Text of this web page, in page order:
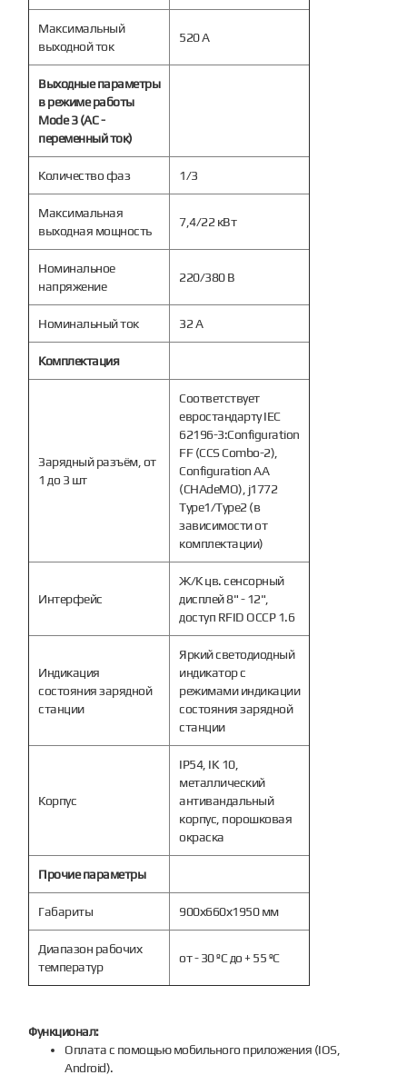
Максимальный
выходной ток
520 А
Выходные параметры
в режиме работы
Mode 3 (AC -
переменный ток)
Количество фаз 1/3
Максимальная
выходная мощность
7,4/22 кВт
Номинальное
напряжение
220/380 В
Номинальный ток 32 А
Комплектация
Зарядный разъём, от
1 до 3 шт
Соответствует
евростандарту IEC
62196-3:Configuration
FF (CCS Combo-2),
Configuration AA
(CHAdeMO), j1772
Type1/Type2 (в
зависимости от
комплектации)
Интерфейс
Ж/К цв. сенсорный
дисплей 8" - 12",
доступ RFID OCCP 1.6
Индикация
состояния зарядной
станции
Яркий светодиодный
индикатор с
режимами индикации
состояния зарядной
станции
Корпус
IP54, IK 10,
металлический
антивандальный
корпус, порошковая
окраска
Прочие параметры
Габариты 900х660х1950 мм
Диапазон рабочих
температур
от - 30 ºС до + 55 ºС
Функционал:
Оплата с помощью мобильного приложения (IOS,
Android).